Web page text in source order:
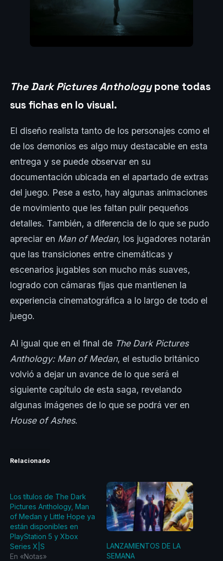
The Dark Pictures Anthologypone todas
sus fichas en lo visual.
El diseño realista tanto de los personajes como el
de los demonios es algo muy destacable en esta
entrega y se puede observar en su
documentación ubicada en el apartado de extras
del juego. Pese a esto, hay algunas animaciones
de movimiento que les faltan pulir pequeños
detalles. También, a diferencia de lo que se pudo
apreciar en Man of Medan, los jugadores notarán
que las transiciones entre cinemáticas y
escenarios jugables son mucho más suaves,
logrado con cámaras fijas que mantienen la
experiencia cinematográfica a lo largo de todo el
juego.
Al igual que en el final de The Dark Pictures
Anthology: Man of Medan, el estudio británico
volvió a dejar un avance de lo que será el
siguiente capítulo de esta saga, revelando
algunas imágenes de lo que se podrá ver en
House of Ashes.
Relacionado
Los títulos de The Dark
Pictures Anthology, Man
of Medan y Little Hope ya
están disponibles en
PlayStation 5 y Xbox
Series X|S
En «Notas»
LANZAMIENTOS DE LA
SEMANA